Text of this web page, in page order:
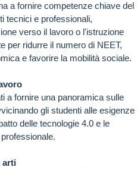
a fornire competenze chiave del
tecnici e professionali,
verso il lavoro o l'istruzione
per ridurre il numero di NEET,
e favorire la mobilità sociale.
a fornire una panoramica sulle
gli studenti alle esigenze
delle tecnologie 4.0 e le
arti